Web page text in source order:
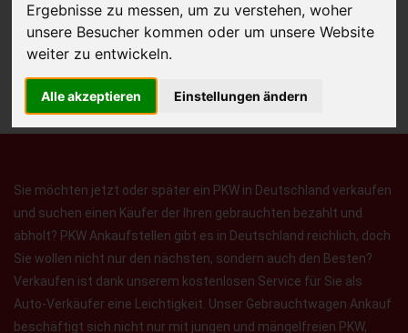
Ergebnisse zu messen, um zu verstehen, woher
unsere Besucher kommen oder um unsere Website
weiter zu entwickeln.
Alle akzeptieren Einstellungen ändern
Kostenloses Angebotfür den Ankauf Ihres Autos inklusive der
Abholung, auf Wunsch sofort Geld. Ihre Daten werden nicht mit Dritten
Wir garantieren 100% Sicherheit.
Sie möchten jetzt oder später ein PKW in Deutschland verkaufen
und suchen einen Käufer der Ihren gebrauchten bezahlt und
abholt? PKW Ankaufstellen gibt es in Deutschland reichlich, doch
Sie wollen nicht nur den nächsten, sondern auch den Besten?
Verkaufen ist dank unserem kostenlosen Service für Sie als
Auto-Verkäufer eine Leichtigkeit. Unser Gebrauchtwagen Ankauf
beschäftigt sich nicht nur mit jungen und mängelfreien PKW,